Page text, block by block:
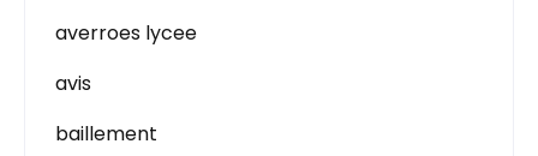
averroes lycee
avis
baillement